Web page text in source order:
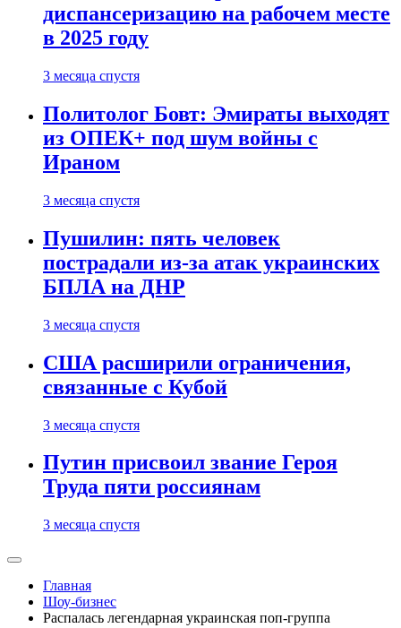
диспансеризацию на рабочем месте
в 2025 году
3 месяца спустя
Политолог Бовт: Эмираты выходят
из ОПЕК+ под шум войны с
Ираном
3 месяца спустя
Пушилин: пять человек
пострадали из-за атак украинских
БПЛА на ДНР
3 месяца спустя
США расширили ограничения,
связанные с Кубой
3 месяца спустя
Путин присвоил звание Героя
Труда пяти россиянам
3 месяца спустя
Главная
Шоу-бизнес
Распалась легендарная украинская поп-группа